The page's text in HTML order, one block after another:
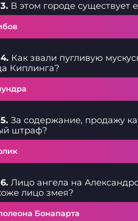
В этом городе существует
Как звали пугливую
Киплинга?
За содержание, продажу
штраф?
Лицо ангела на
лицо змея?
Бонапарта